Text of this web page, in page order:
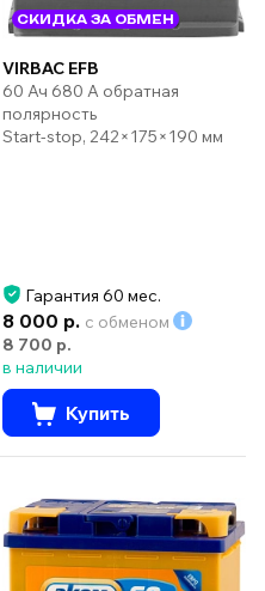
СКИДКА ЗА ОБМЕН
VIRBAC EFB
60 Ач 680 А обратная
полярность
Start-stop, 242×175×190 мм
Гарантия 60 мес.
8 000 р. с обменом
8 700 р.
в наличии
Купить